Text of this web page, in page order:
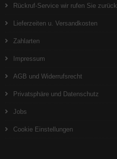
Rückruf-Service wir rufen Sie zurück
Lieferzeiten u. Versandkosten
Zahlarten
Impressum
AGB und Widerrufsrecht
Privatsphäre und Datenschutz
Jobs
Cookie Einstellungen